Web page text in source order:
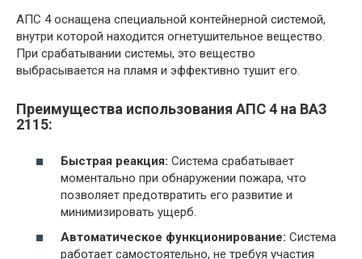
АПС 4 оснащена специальной контейнерной системой,
внутри которой находится огнетушительное вещество.
При срабатывании системы, это вещество
выбрасывается на пламя и эффективно тушит его.
Преимущества использования АПС 4 на ВАЗ
2115:
Быстрая реакция: Система срабатывает
моментально при обнаружении пожара, что
позволяет предотвратить его развитие и
минимизировать ущерб.
Автоматическое функционирование: Система
работает самостоятельно, не требуя участия